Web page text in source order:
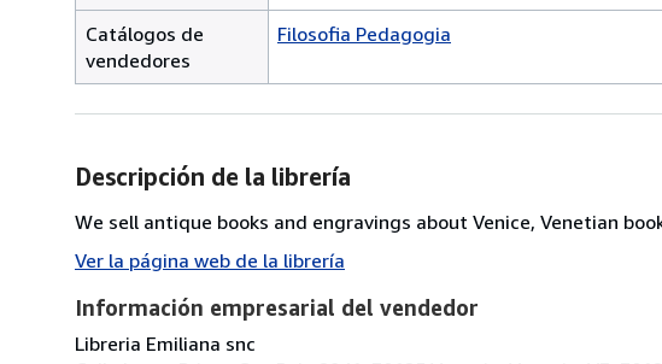
Catálogos de
vendedores
Filosofia Pedagogia
Descripción de la librería
We sell antique books and engravings about Venice, Venetian
Ver la página web de la librería
Información empresarial del vendedor
Libreria Emiliana snc